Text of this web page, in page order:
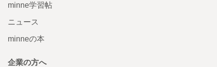
minne学習帖
ニュース
minneの本
企業の方へ